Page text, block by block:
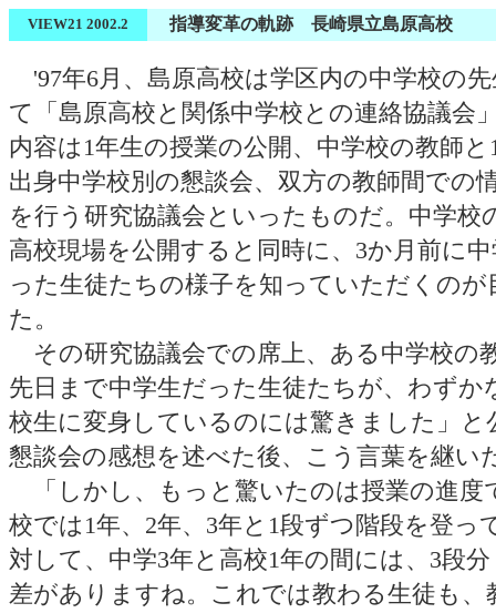
VIEW21 2002.2 指導変革の軌跡 長崎県立島原高校
'97年6月、島原高校は学区内の中学校の
て「島原高校と関係中学校との連絡協議会
内容は1年生の授業の公開、中学校の教師
出身中学校別の懇談会、双方の教師間での
を行う研究協議会といったものだ。中学校
高校現場を公開すると同時に、3か月前に
った生徒たちの様子を知っていただくのが
た。
その研究協議会での席上、ある中学校の
先日まで中学生だった生徒たちが、わずか
校生に変身しているのには驚きました」と
懇談会の感想を述べた後、こう言葉を継い
「しかし、もっと驚いたのは授業の進度
校では1年、2年、3年と1段ずつ階段を登っ
対して、中学3年と高校1年の間には、3段
差がありますね。これでは教わる生徒も、